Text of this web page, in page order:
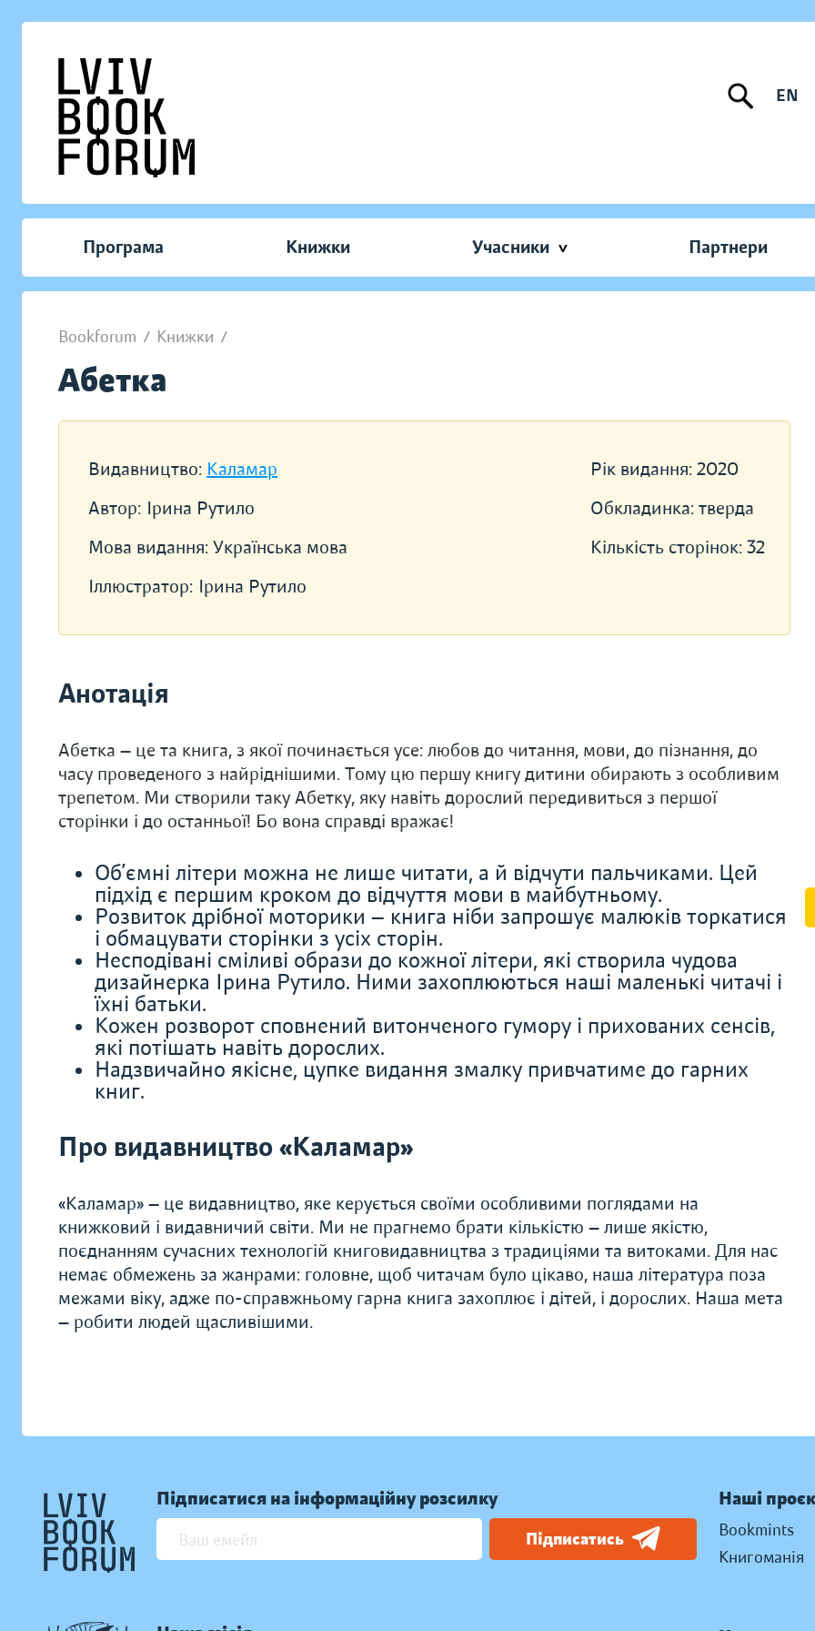
EN
Програма Книжки Учасники Партнери
Bookforum / Книжки /
Абетка
Видавництво: Каламар
Автор: Ірина Рутило
Мова видання: Українська мова
Іллюстратор: Ірина Рутило
Рік видання: 2020
Обкладинка: тверда
Кількість сторінок: 32
Анотація
Абетка — це та книга, з якої починається усе: любов до читання, мови, до пізнання, до
часу проведеного з найріднішими. Тому цю першу книгу дитини обирають з особливим
трепетом. Ми створили таку Абетку, яку навіть дорослий передивиться з першої
сторінки і до останньої! Бо вона справді вражає!
Об’ємні літери можна не лише читати, а й відчути пальчиками. Цей
підхід є першим кроком до відчуття мови в майбутньому.
Розвиток дрібної моторики — книга ніби запрошує малюків торкатися
і обмацувати сторінки з усіх сторін.
Несподівані сміливі образи до кожної літери, які створила чудова
дизайнерка Ірина Рутило. Ними захоплюються наші маленькі читачі і
їхні батьки.
Кожен розворот сповнений витонченого гумору і прихованих сенсів,
які потішать навіть дорослих.
Надзвичайно якісне, цупке видання змалку привчатиме до гарних
книг.
Про видавництво «Каламар»
«Каламар» — це видавництво, яке керується своїми особливими поглядами на
книжковий і видавничий світи. Ми не прагнемо брати кількістю — лише якістю,
поєднанням сучасних технологій книговидавництва з традиціями та витоками. Для нас
немає обмежень за жанрами: головне, щоб читачам було цікаво, наша література поза
межами віку, адже по-справжньому гарна книга захоплює і дітей, і дорослих. Наша мета
— робити людей щасливішими.
Підписатися на інформаційну розсилку
Підписатись
Наші
Bookmints
Книгоманія